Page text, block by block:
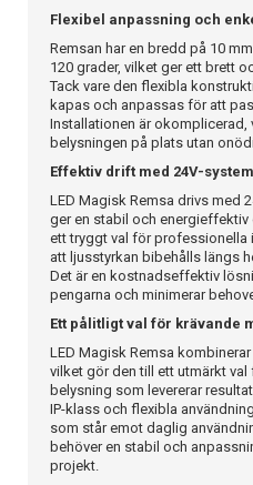
Flexibel anpassning och
Remsan har en bredd på 10
120 grader, vilket ger ett brett
Tack vare den flexibla
kapas och anpassas för att
Installationen är
belysningen på plats utan
Effektiv drift med 24V-system
LED Magisk Remsa drivs med
ger en stabil och
ett tryggt val för professionella
att ljusstyrkan bibehålls längs
Det är en kostnadseffektiv
pengarna och minimerar
Ett pålitligt val för krävande
LED Magisk Remsa
vilket gör den till ett utmärkt
belysning som levererar
IP-klass och flexibla
som står emot daglig
behöver en stabil och
projekt.